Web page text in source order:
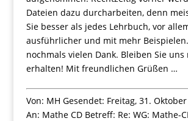
Dateien dazu durcharbeiten, denn
Sie besser als jedes Lehrbuch, vor
ausführlicher und mit mehr
nochmals vielen Dank. Bleiben Sie uns
erhalten! Mit freundlichen Grüßen …
Von: MH Gesendet: Freitag, 31.
An: Mathe CD Betreff: Re: WG: Mathe-